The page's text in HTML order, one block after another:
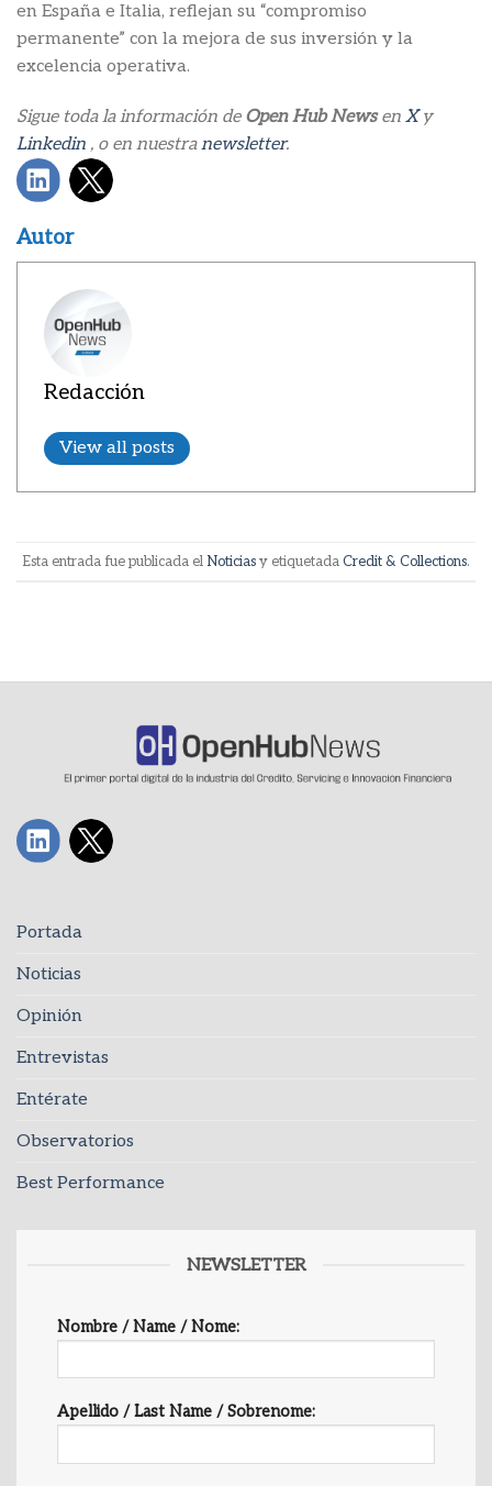
en España e Italia, reflejan su “compromiso
permanente” con la mejora de sus inversión y la
excelencia operativa.
Sigue toda la información de Open Hub Newsen Xy
Linkedin , o en nuestranewsletter.
Autor
Redacción
View all posts
Esta entrada fue publicada el Noticiasy etiquetadaCredit & Collections.
Portada
Noticias
Opinión
Entrevistas
Entérate
Observatorios
Best Performance
NEWSLETTER
Nombre / Name / Nome:
Apellido / Last Name / Sobrenome: